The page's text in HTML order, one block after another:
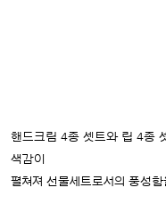
핸드크림 4종 셋트와 립 4종
색감이
펼쳐져 선물세트로서의 풍성